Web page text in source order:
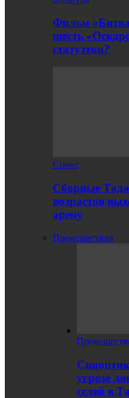
Фильм
шесть
статуэтки?
Спорт
Сборные
возрастов
арену
Происшествия
угрозе
селей в